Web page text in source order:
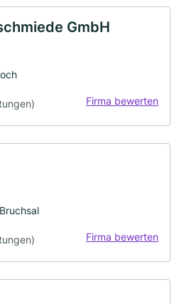
GmbH
Firma bewerten
Firma bewerten